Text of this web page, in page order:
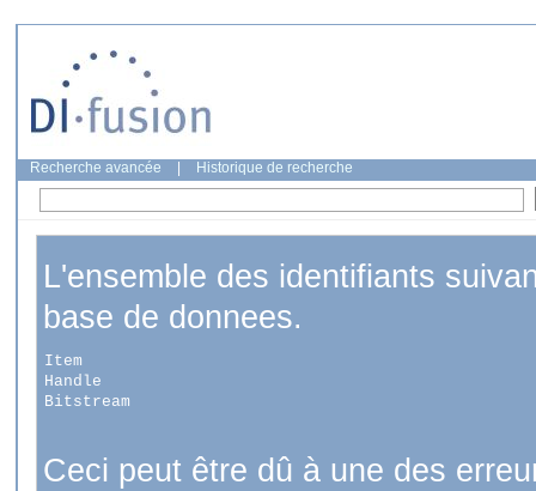
Recherche avancée Historique de recherche
L'ensemble des identifiants
base de donnees.
Item
Handle
Bitstream
Ceci peut être dû à une des